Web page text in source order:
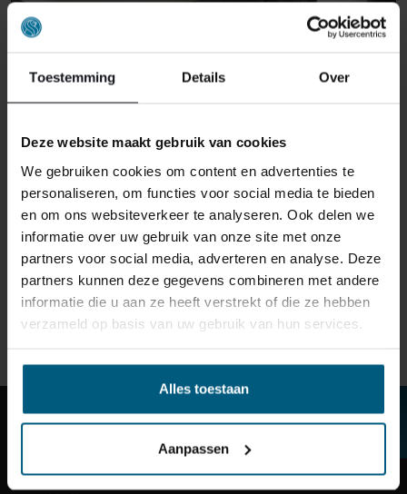
Toestemming Details Over
Deze website maakt gebruik van cookies
We gebruiken cookies om content en advertenties te
personaliseren, om functies voor social media te bieden
en om ons websiteverkeer te analyseren. Ook delen we
informatie over uw gebruik van onze site met onze
partners voor social media, adverteren en analyse. Deze
partners kunnen deze gegevens combineren met andere
informatie die u aan ze heeft verstrekt of die ze hebben
verzameld op basis van uw gebruik van hun services.
Alles toestaan
Aanpassen
VOETENBANK 8000
VANAF: 499,00
INFORMATIE
BEREIKBAAR PER
+31 (0) 493 310 515